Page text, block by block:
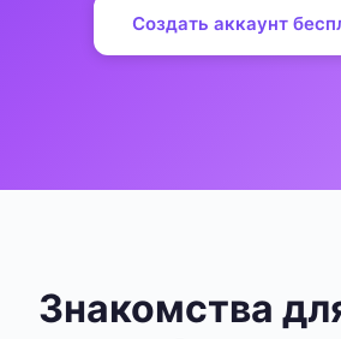
Создать аккаунт
Знакомства